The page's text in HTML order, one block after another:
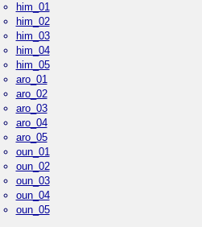
him_01
him_02
him_03
him_04
him_05
aro_01
aro_02
aro_03
aro_04
aro_05
oun_01
oun_02
oun_03
oun_04
oun_05